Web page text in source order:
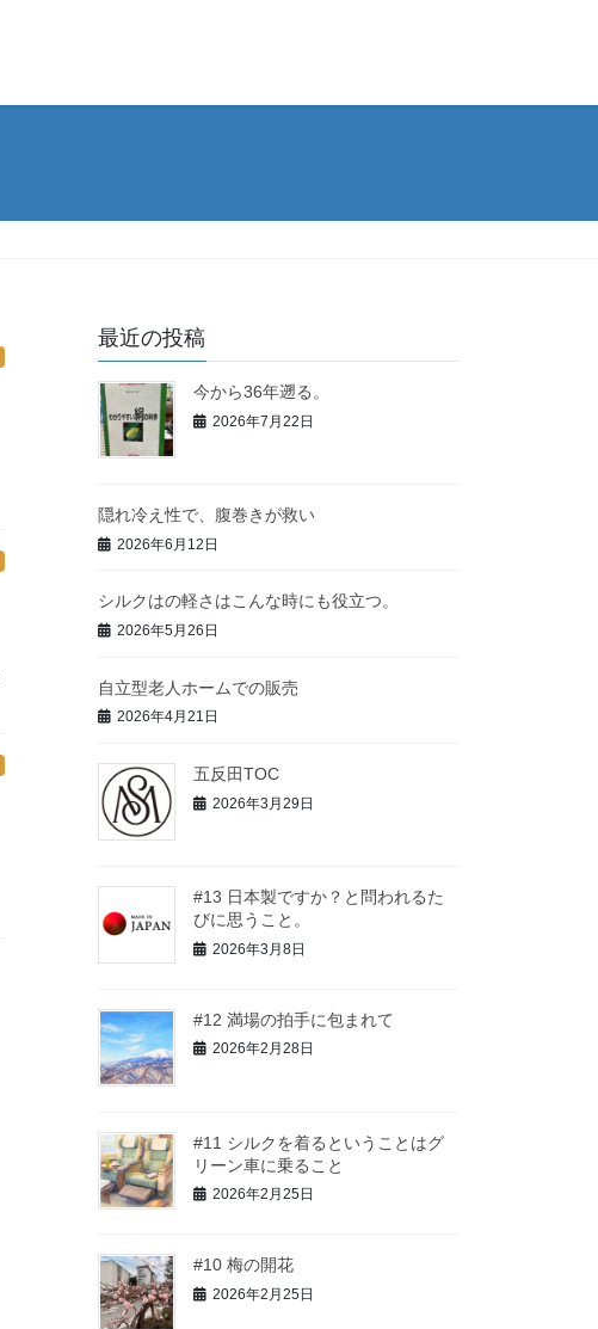
最近の投稿
今から36年遡る。
2026年7月22日
隠れ冷え性で、腹巻きが救い
2026年6月12日
シルクはの軽さはこんな時にも役立つ。
2026年5月26日
自立型老人ホームでの販売
2026年4月21日
五反田TOC
2026年3月29日
#13 日本製ですか？と問われるた
びに思うこと。
2026年3月8日
#12 満場の拍手に包まれて
2026年2月28日
#11 シルクを着るということはグ
リーン車に乗ること
2026年2月25日
#10 梅の開花
2026年2月25日